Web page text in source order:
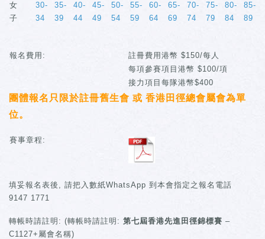
女
子
30-
34
35-
39
40-
44
45-
49
50-
54
55-
59
60-
64
65-
69
70-
74
75-
79
80-
84
85-
89
報名費用:
註冊費用港幣 $150/每人
每項參賽項目港幣 $100/項
接力項目每隊港幣$400
團體報名只限於註冊舊生會 或 香港田徑總會屬會為單
位。
賽事章程:
填妥報名表後, 請把入數紙WhatsApp 到本會指定之報名電話
9147 1771
轉帳時請註明: (轉帳時請註明: 第七屆香港先進田徑錦標賽 –
C1127+屬會名稱)